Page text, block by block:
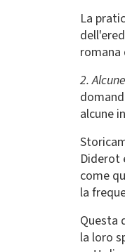
La
romana
2.
alcune
Diderot
come
la
Questa
la loro